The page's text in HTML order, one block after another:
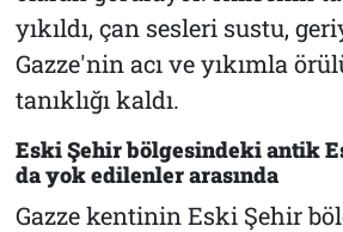
yıkıldı, çan sesleri sustu,
Gazze'nin acı ve yıkımla
tanıklığı kaldı.
Eski Şehir bölgesindeki antik
da yok edilenler arasında
Gazze kentinin Eski Şehir